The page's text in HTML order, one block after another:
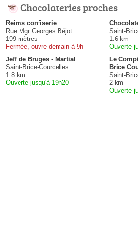
Chocolateries proches
Reims confiserie
Rue Mgr Georges Béjot
199 mètres
Fermée, ouvre demain à 9h
Saint-
1.6 km
Ouverte
Jeff de Bruges - Martial
Saint-Brice-Courcelles
1.8 km
Ouverte jusqu'à 19h20
Le
Brice
Saint-
2 km
Ouverte